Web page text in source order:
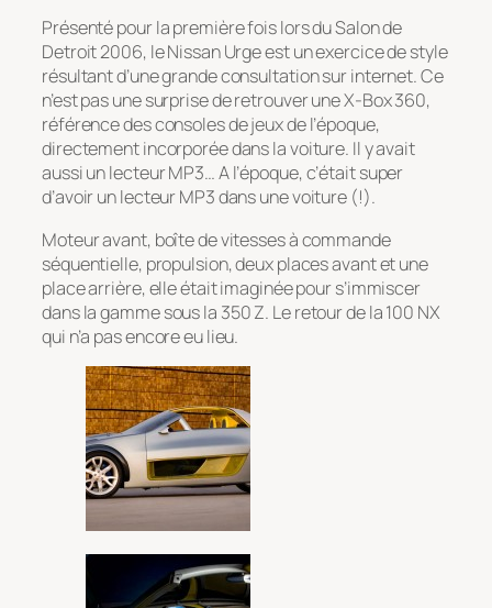
Présenté pour la première fois lors du Salon de
Detroit 2006, le Nissan Urge est un exercice de style
résultant d’une grande consultation sur internet. Ce
n’est pas une surprise de retrouver une X-Box 360,
référence des consoles de jeux de l’époque,
directement incorporée dans la voiture. Il y avait
aussi un lecteur MP3… A l’époque, c’était super
d’avoir un lecteur MP3 dans une voiture (!).
Moteur avant, boîte de vitesses à commande
séquentielle, propulsion, deux places avant et une
place arrière, elle était imaginée pour s’immiscer
dans la gamme sous la 350 Z. Le retour de la 100 NX
qui n’a pas encore eu lieu.